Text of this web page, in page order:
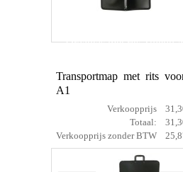
Draagtas met rits Toledo
Transportmap met rits
A1
Verkoopprijs
Totaal:
Verkoopprijs zonder BTW